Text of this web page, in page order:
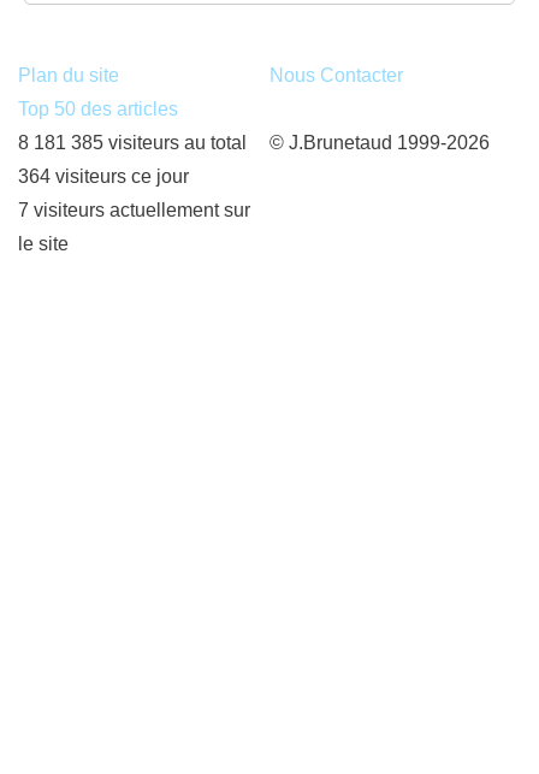
Plan du site
Top 50 des articles
8 181 385 visiteurs au total
364 visiteurs ce jour
7 visiteurs actuellement sur
le site
Nous Contacter
© J.Brunetaud 1999-2026